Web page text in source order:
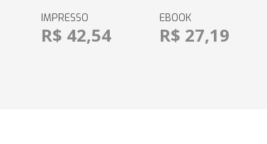
IMPRESSO
R$ 42,54
EBOOK
R$ 27,19